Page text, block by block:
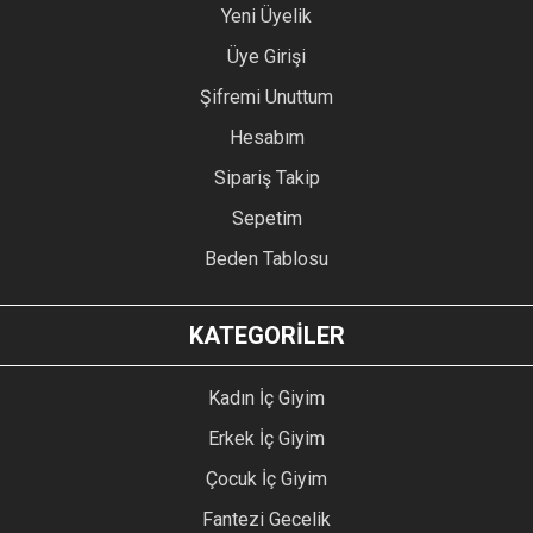
Yeni Üyelik
Üye Girişi
Şifremi Unuttum
Hesabım
Sipariş Takip
Sepetim
Beden Tablosu
KATEGORİLER
Kadın İç Giyim
Erkek İç Giyim
Çocuk İç Giyim
Fantezi Gecelik